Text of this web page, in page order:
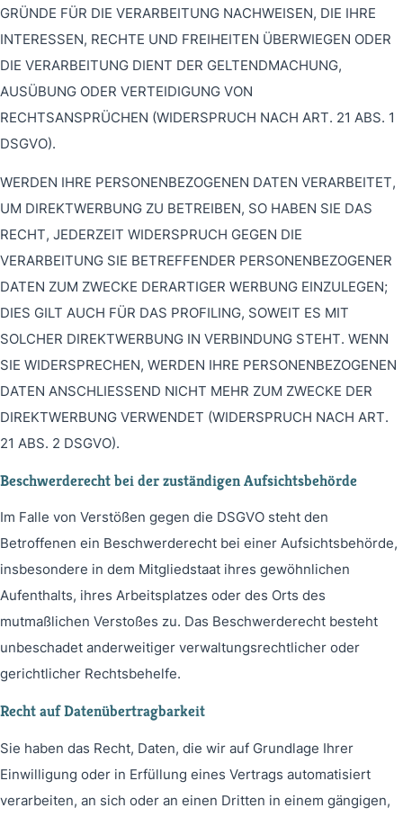
GRÜNDE FÜR DIE VERARBEITUNG NACHWEISEN, DIE IHRE
INTERESSEN, RECHTE UND FREIHEITEN ÜBERWIEGEN ODER
DIE VERARBEITUNG DIENT DER GELTENDMACHUNG,
AUSÜBUNG ODER VERTEIDIGUNG VON
RECHTSANSPRÜCHEN (WIDERSPRUCH NACH ART. 21 ABS. 1
DSGVO).
WERDEN IHRE PERSONENBEZOGENEN DATEN VERARBEITET,
UM DIREKTWERBUNG ZU BETREIBEN, SO HABEN SIE DAS
RECHT, JEDERZEIT WIDERSPRUCH GEGEN DIE
VERARBEITUNG SIE BETREFFENDER PERSONENBEZOGENER
DATEN ZUM ZWECKE DERARTIGER WERBUNG EINZULEGEN;
DIES GILT AUCH FÜR DAS PROFILING, SOWEIT ES MIT
SOLCHER DIREKTWERBUNG IN VERBINDUNG STEHT. WENN
SIE WIDERSPRECHEN, WERDEN IHRE PERSONENBEZOGENEN
DATEN ANSCHLIESSEND NICHT MEHR ZUM ZWECKE DER
DIREKTWERBUNG VERWENDET (WIDERSPRUCH NACH ART.
21 ABS. 2 DSGVO).
Beschwerde­recht bei der zuständigen Aufsichts­behörde
Im Falle von Verstößen gegen die DSGVO steht den
Betroffenen ein Beschwerderecht bei einer Aufsichtsbehörde,
insbesondere in dem Mitgliedstaat ihres gewöhnlichen
Aufenthalts, ihres Arbeitsplatzes oder des Orts des
mutmaßlichen Verstoßes zu. Das Beschwerderecht besteht
unbeschadet anderweitiger verwaltungsrechtlicher oder
gerichtlicher Rechtsbehelfe.
Recht auf Daten­übertrag­barkeit
Sie haben das Recht, Daten, die wir auf Grundlage Ihrer
Einwilligung oder in Erfüllung eines Vertrags automatisiert
verarbeiten, an sich oder an einen Dritten in einem gängigen,